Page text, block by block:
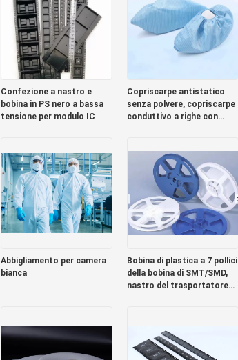
Confezione a nastro e
bobina in PS nero a bassa
tensione per modulo IC
Copriscarpe antistatico
senza polvere, copriscarpe
conduttivo a righe con
Abbigliamento per camera
bianca
Bobina di plastica a 7 pollici
della bobina di SMT/SMD,
nastro del trasportatore